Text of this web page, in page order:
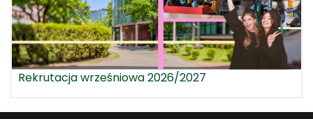
Rekrutacja wrześniowa 2026/2027